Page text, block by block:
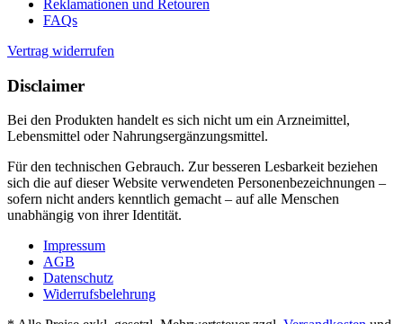
Reklamationen und Retouren
FAQs
Vertrag widerrufen
Disclaimer
Bei den Produkten handelt es sich nicht um ein Arzneimittel,
Lebensmittel oder Nahrungsergänzungsmittel.
Für den technischen Gebrauch. Zur besseren Lesbarkeit beziehen
sich die auf dieser Website verwendeten Personenbezeichnungen –
sofern nicht anders kenntlich gemacht – auf alle Menschen
unabhängig von ihrer Identität.
Impressum
AGB
Datenschutz
Widerrufsbelehrung